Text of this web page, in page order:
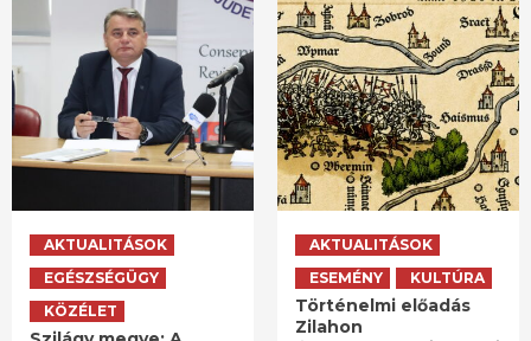
AKTUALITÁSOK
EGÉSZSÉGÜGY
KÖZÉLET
AKTUALITÁSOK
ESEMÉNY
KULTÚRA
Történelmi előadás
Zilahon